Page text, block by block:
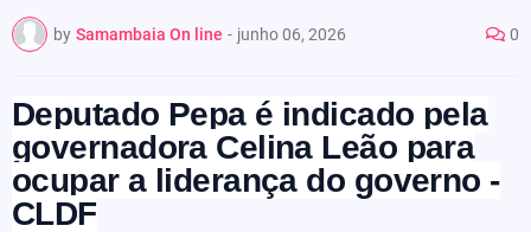
by Samambaia On line - junho 06, 2026 0
Deputado Pepa é indicado pela
governadora Celina Leão para
ocupar a liderança do governo -
CLDF